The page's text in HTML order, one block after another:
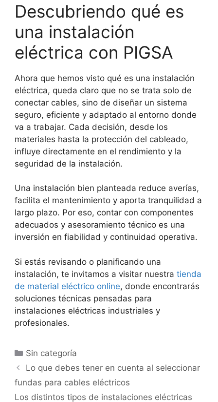
Descubriendo qué es
una instalación
eléctrica con PIGSA
Ahora que hemos visto qué es una instalación
eléctrica, queda claro que no se trata solo de
conectar cables, sino de diseñar un sistema
seguro, eficiente y adaptado al entorno donde
va a trabajar. Cada decisión, desde los
materiales hasta la protección del cableado,
influye directamente en el rendimiento y la
seguridad de la instalación.
Una instalación bien planteada reduce averías,
facilita el mantenimiento y aporta tranquilidad a
largo plazo. Por eso, contar con componentes
adecuados y asesoramiento técnico es una
inversión en fiabilidad y continuidad operativa.
Si estás revisando o planificando una
instalación, te invitamos a visitar nuestra tienda
de material eléctrico online, donde encontrarás
soluciones técnicas pensadas para
instalaciones eléctricas industriales y
profesionales.
Sin categoría
Lo que debes tener en cuenta al seleccionar
fundas para cables eléctricos
Los distintos tipos de instalaciones eléctricas